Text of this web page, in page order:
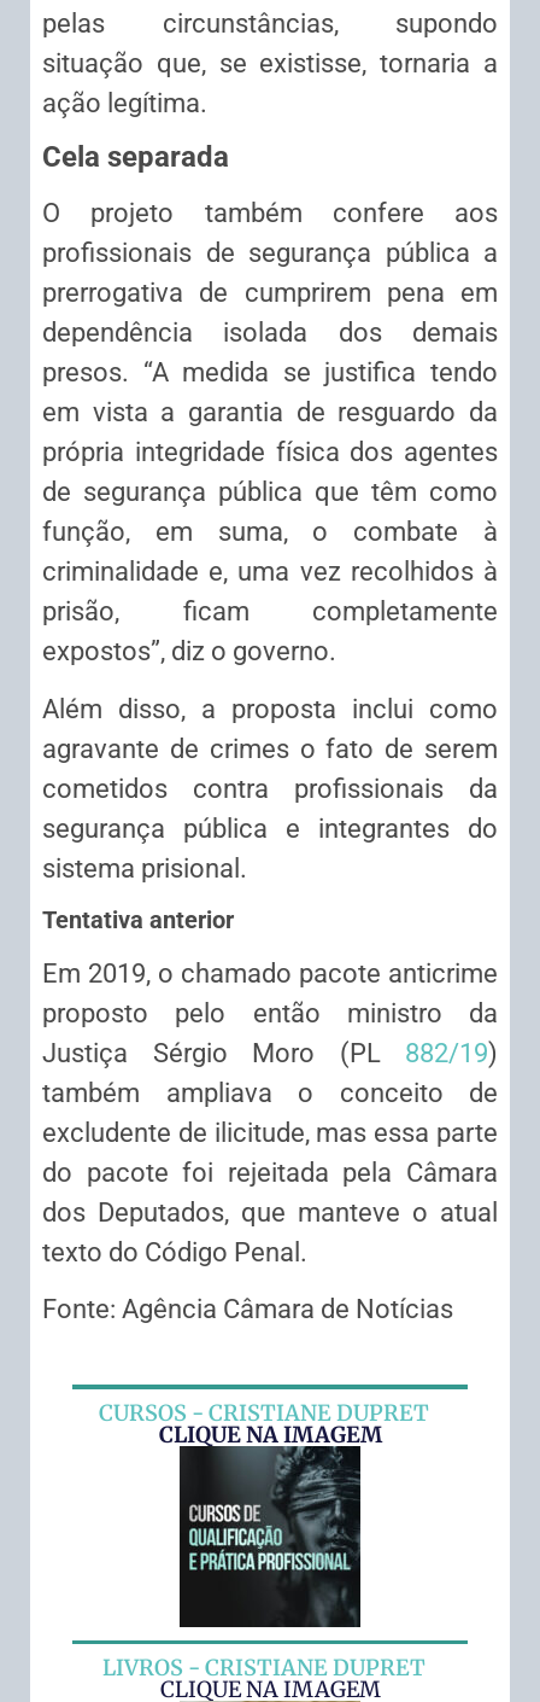
pelas circunstâncias, supondo
situação que, se existisse, tornaria a
ação legítima.
Cela separada
O projeto também confere aos
profissionais de segurança pública a
prerrogativa de cumprirem pena em
dependência isolada dos demais
presos. “A medida se justifica tendo
em vista a garantia de resguardo da
própria integridade física dos agentes
de segurança pública que têm como
função, em suma, o combate à
criminalidade e, uma vez recolhidos à
prisão, ficam completamente
expostos”, diz o governo.
Além disso, a proposta inclui como
agravante de crimes o fato de serem
cometidos contra profissionais da
segurança pública e integrantes do
sistema prisional.
Tentativa anterior
Em 2019, o chamado pacote anticrime
proposto pelo então ministro da
Justiça Sérgio Moro (PL 882/19)
também ampliava o conceito de
excludente de ilicitude, mas essa parte
do pacote foi rejeitada pela Câmara
dos Deputados, que manteve o atual
texto do Código Penal.
Fonte: Agência Câmara de Notícias
CURSOS - CRISTIANE DUPRET
CLIQUE NA IMAGEM
LIVROS - CRISTIANE DUPRET
CLIQUE NA IMAGEM